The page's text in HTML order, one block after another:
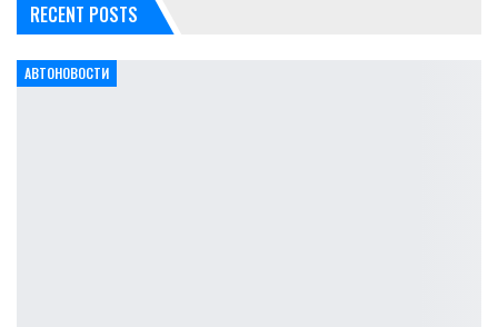
RECENT POSTS
АВТОНОВОСТИ